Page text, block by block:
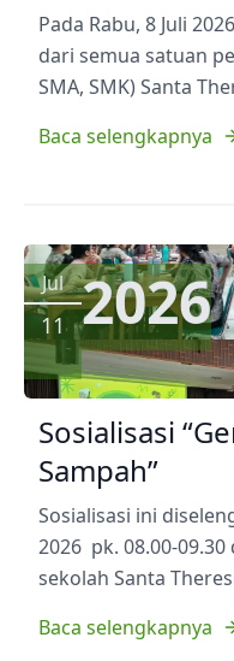
Pada Rabu, 8 Juli
dari semua satuan
SMA, SMK) Santa
Baca selengkapnya
Jul
11 2026
Sosialisasi
Sampah”
Sosialisasi ini
2026 pk. 08.00-
sekolah Santa
Baca selengkapnya